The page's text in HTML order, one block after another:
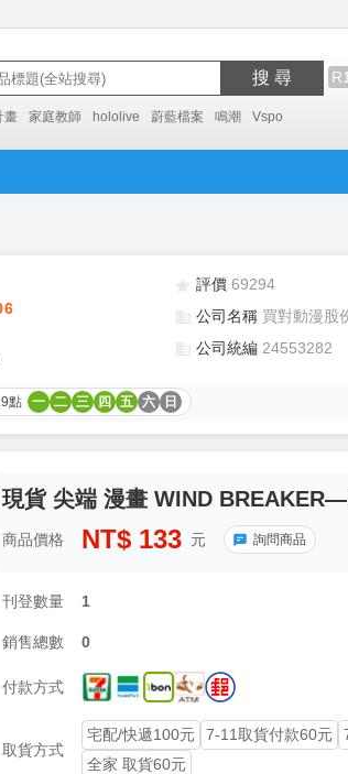
搜 尋
畫 家庭教師 hololive 蔚藍檔案 鳴潮 Vspo
評價 69294
公司名稱 買對動漫股
公司統編 24553282
點 一 二 三 四 五 六 日
現貨 尖端 漫畫 WIND
商品價格 NT$ 133 元 詢問商品
刊登數量 1
銷售總數 0
付款方式
取貨方式
宅配/快遞100元 7-11取貨付款60元
全家 取貨60元